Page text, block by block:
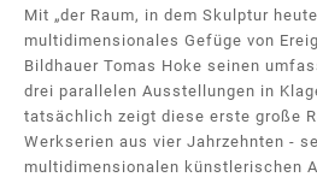
Mit „der Raum, in dem Skulptur
multidimensionales Gefüge von
Bildhauer Tomas Hoke seinen
drei parallelen Ausstellungen in
tatsächlich zeigt diese erste große
Werkserien aus vier Jahrzehnten -
multidimensionalen künstlerischen